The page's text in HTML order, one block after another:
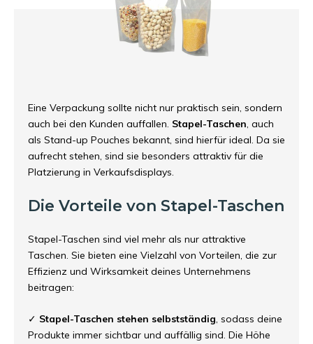
Eine Verpackung sollte nicht nur praktisch sein, sondern
auch bei den Kunden auffallen. Stapel-Taschen, auch
als Stand-up Pouches bekannt, sind hierfür ideal. Da sie
aufrecht stehen, sind sie besonders attraktiv für die
Platzierung in Verkaufsdisplays.
Die Vorteile von Stapel-Taschen
Stapel-Taschen sind viel mehr als nur attraktive
Taschen. Sie bieten eine Vielzahl von Vorteilen, die zur
Effizienz und Wirksamkeit deines Unternehmens
beitragen:
✓ Stapel-Taschen stehen selbstständig, sodass deine
Produkte immer sichtbar und auffällig sind. Die Höhe